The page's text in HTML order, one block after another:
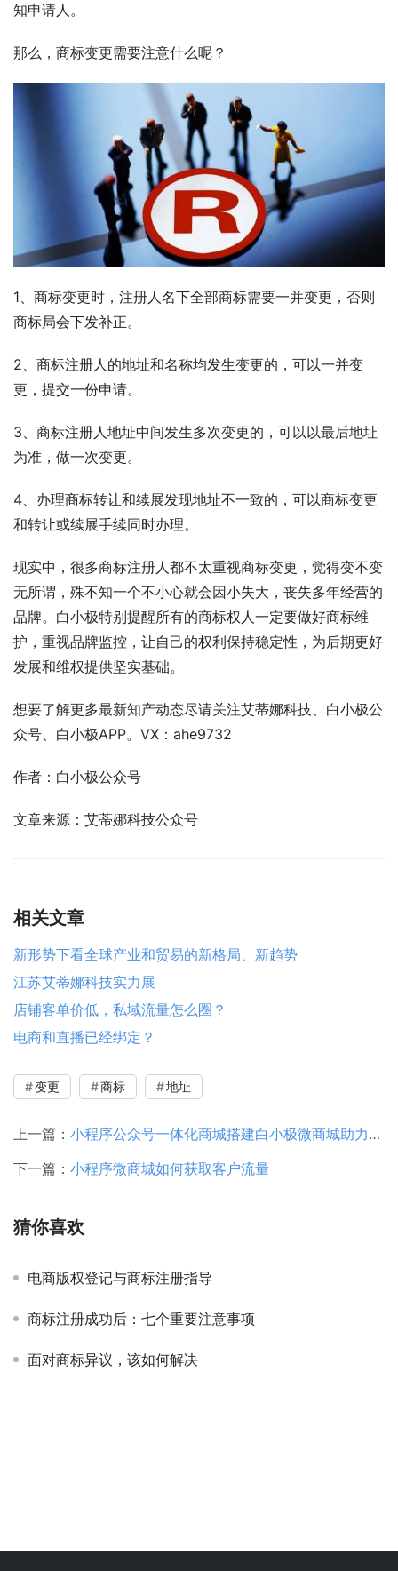
知申请人。
那么，商标变更需要注意什么呢？
1、商标变更时，注册人名下全部商标需要一并变更，否则
商标局会下发补正。
2、商标注册人的地址和名称均发生变更的，可以一并变
更，提交一份申请。
3、商标注册人地址中间发生多次变更的，可以以最后地址
为准，做一次变更。
4、办理商标转让和续展发现地址不一致的，可以商标变更
和转让或续展手续同时办理。
现实中，很多商标注册人都不太重视商标变更，觉得变不变
无所谓，殊不知一个不小心就会因小失大，丧失多年经营的
品牌。白小极特别提醒所有的商标权人一定要做好商标维
护，重视品牌监控，让自己的权利保持稳定性，为后期更好
发展和维权提供坚实基础。
想要了解更多最新知产动态尽请关注艾蒂娜科技、白小极公
众号、白小极APP。VX：ahe9732
作者：白小极公众号
文章来源：艾蒂娜科技公众号
相关文章
新形势下看全球产业和贸易的新格局、新趋势
江苏艾蒂娜科技实力展
店铺客单价低，私域流量怎么圈？
电商和直播已经绑定？
变更 商标 地址
上一篇： 小程序公众号一体化商城搭建白小极微商城助力企业
下一篇： 小程序微商城如何获取客户流量
猜你喜欢
电商版权登记与商标注册指导
商标注册成功后：七个重要注意事项
面对商标异议，该如何解决